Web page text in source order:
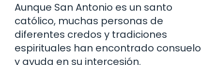
Aunque San Antonio es un santo
católico, muchas personas de
diferentes credos y tradiciones
espirituales han encontrado consuelo
y ayuda en su intercesión.